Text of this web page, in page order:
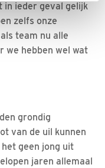
in ieder geval gelijk
zelfs onze
team nu alle
we hebben wel wat
grondig
van de uil kunnen
geen jong uit
jaren allemaal